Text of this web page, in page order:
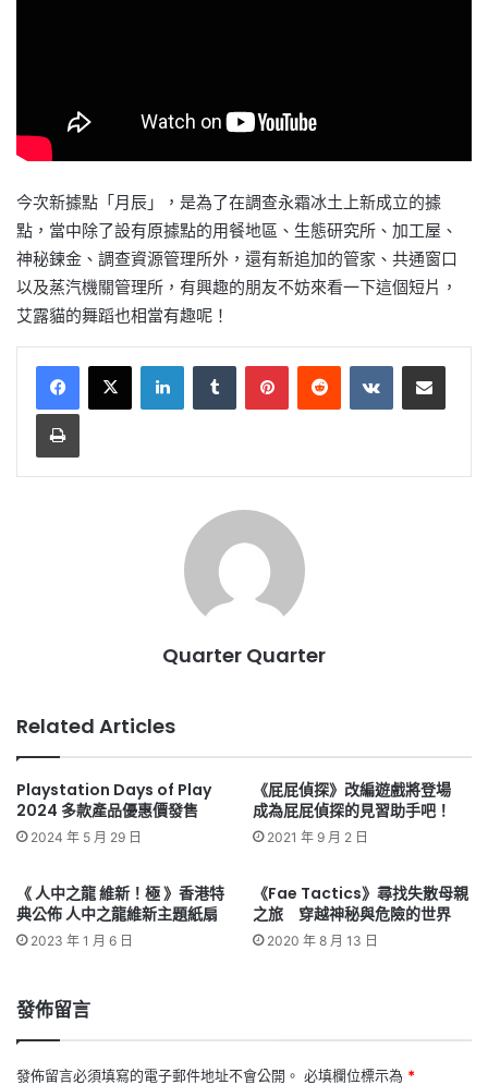
今次新據點「月辰」，是為了在調查永霜冰土上新成立的據
點，當中除了設有原據點的用餐地區、生態研究所、加工屋、
神秘鍊金、調查資源管理所外，還有新追加的管家、共通窗口
以及蒸汽機關管理所，有興趣的朋友不妨來看一下這個短片，
艾露貓的舞蹈也相當有趣呢！
LinkedInTumblr PinterestReddit VKontakteShare via Email
Print
Quarter Quarter
Related Articles
Playstation Days of Play
2024 多款產品優惠價發售
2024 年 5 月 29 日
《屁屁偵探》改編遊戲將登場
成為屁屁偵探的見習助手吧！
2021 年 9 月 2 日
《 人中之龍 維新！極 》香港特
典公佈 人中之龍維新主題紙扇
2023 年 1 月 6 日
《Fae Tactics》尋找失散母親
之旅 穿越神秘與危險的世界
2020 年 8 月 13 日
發佈留言
發佈留言必須填寫的電子郵件地址不會公開。 必填欄位標示為 *